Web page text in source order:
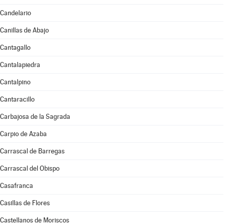
Candelario
Canillas de Abajo
Cantagallo
Cantalapiedra
Cantalpino
Cantaracillo
Carbajosa de la Sagrada
Carpio de Azaba
Carrascal de Barregas
Carrascal del Obispo
Casafranca
Casillas de Flores
Castellanos de Moriscos